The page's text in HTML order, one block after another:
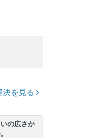
決を見る
の広さか